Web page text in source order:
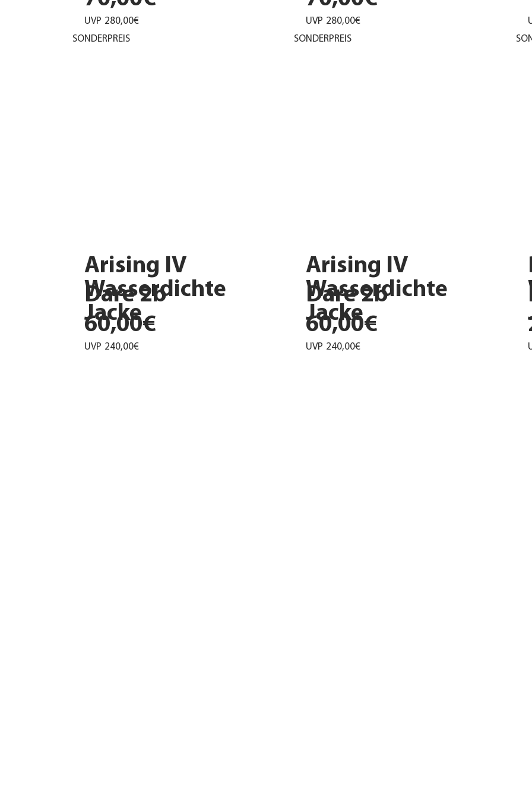
UVP 280,00€ UVP 280,00€
Arising IV
Wasserdichte
Jacke
Dare 2b
60,00€
UVP 240,00€
SONDERPREIS
Arising IV
Wasserdichte
Jacke
Dare 2b
60,00€
UVP 240,00€
SONDERPREIS